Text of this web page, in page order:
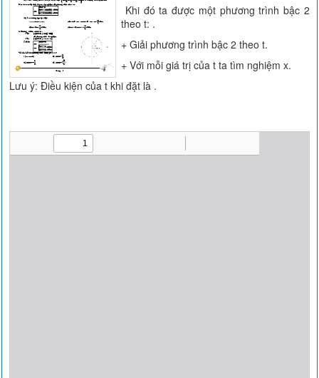
Khi đó ta được một phương trình bậc 2
theo t: .
+ Giải phương trình bậc 2 theo t.
+ Với mỗi giá trị của t ta tìm nghiệm x.
Lưu ý: Điều kiện của t khi đặt là .